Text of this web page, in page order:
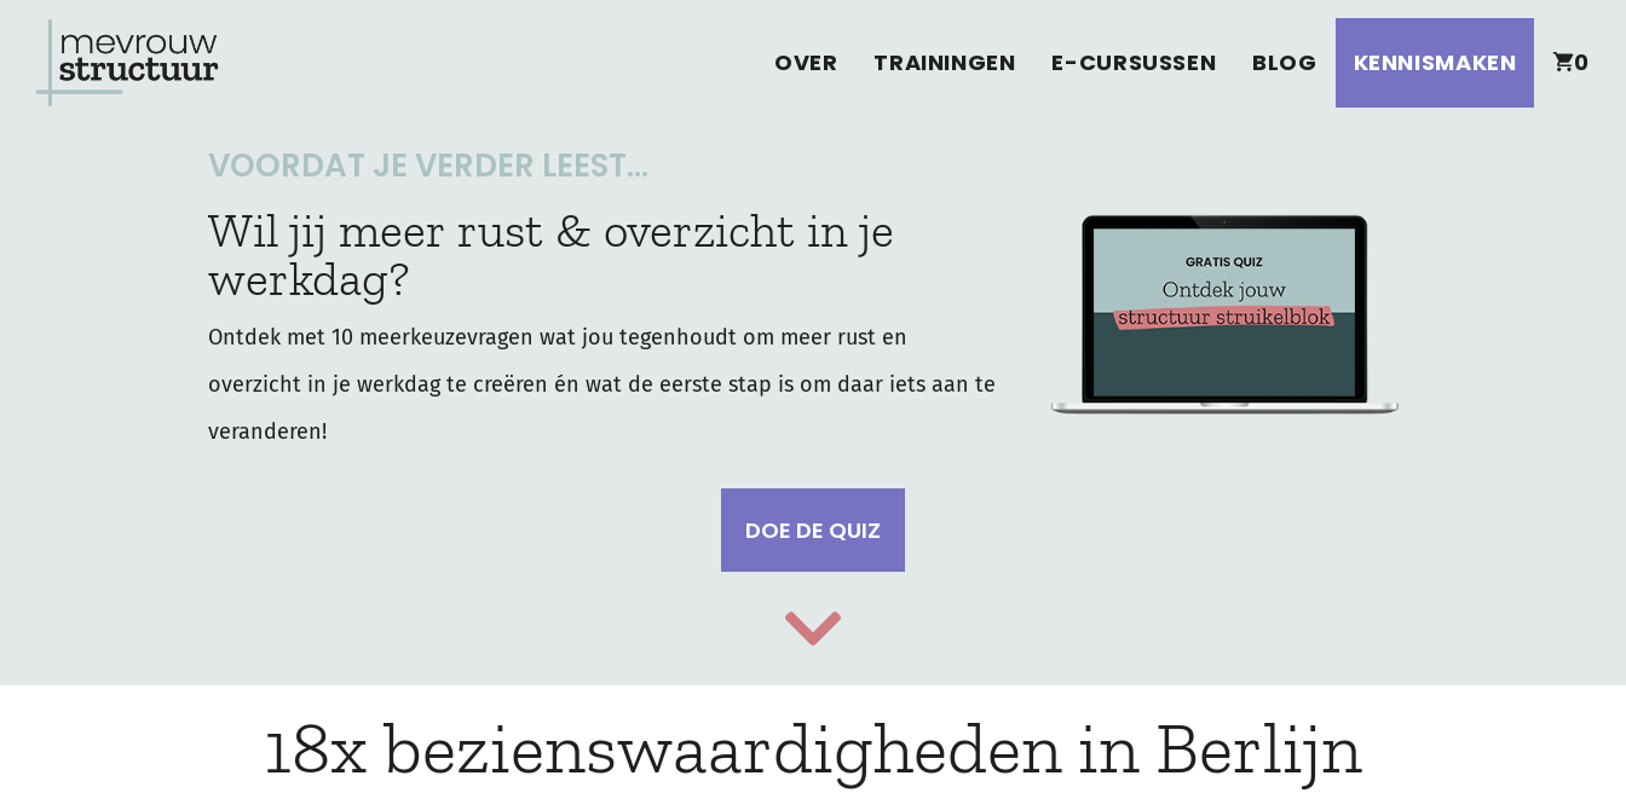
OVER TRAININGEN E-CURSUSSEN BLOG KENNISMAKEN 0
VOORDAT JE VERDER LEEST...
Wil jij meer rust & overzicht in je
werkdag?
Ontdek met 10 meerkeuzevragen wat jou tegenhoudt om meer rust en
overzicht in je werkdag te creëren én wat de eerste stap is om daar iets aan te
veranderen!
DOE DE QUIZ
18x bezienswaardigheden in Berlijn